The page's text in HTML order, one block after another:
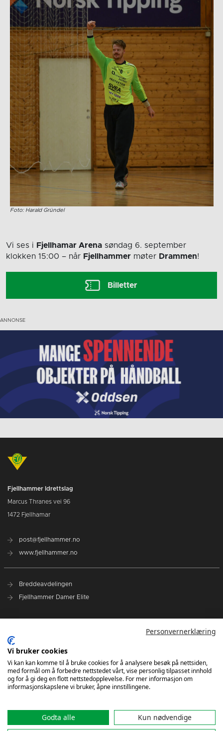
Foto: Harald Gründel
Vi ses i Fjellhamar Arena søndag 6. september
klokken 15:00 – når Fjellhammer møter Drammen!
Billetter
Fjellhammer Idrettslag
Marcus Thranes vei 96
1472 Fjellhamar
post@fjellhammer.no
www.fjellhammer.no
Breddeavdelingen
Fjellhammer Damer Elite
NHF Region Øst
Kontakt oss
Personvernerklæring
Vi bruker cookies
Vi kan kan komme til å bruke cookies for å analysere besøk på nettsiden,
med formål om å forbedre nettstedet vårt, vise personlig tilpasset innhold
og for å gi deg en flott nettstedopplevelse. For mer informasjon om
informasjonskapslene vi bruker, åpne innstillingene.
Godta alle Kun nødvendige